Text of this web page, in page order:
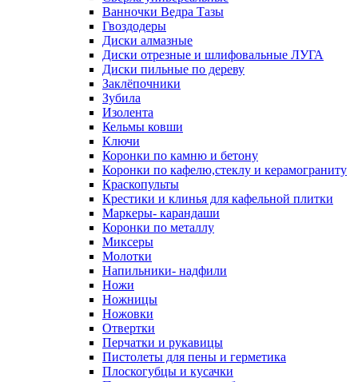
Ванночки Ведра Тазы
Гвоздодеры
Диски алмазные
Диски отрезные и шлифовальные ЛУГА
Диски пильные по дереву
Заклёпочники
Зубила
Изолента
Кельмы ковши
Ключи
Коронки по камню и бетону
Коронки по кафелю,стеклу и керамограниту
Краскопульты
Крестики и клинья для кафельной плитки
Маркеры- карандаши
Коронки по металлу
Миксеры
Молотки
Напильники- надфили
Ножи
Ножницы
Ножовки
Отвертки
Перчатки и рукавицы
Пистолеты для пены и герметика
Плоскогубцы и кусачки